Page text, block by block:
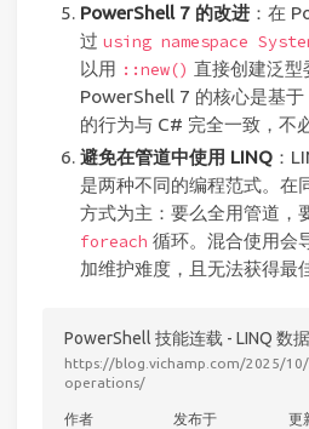
PowerShell 7 的改进：在
过 using namespace
以用 ::new() 直接创建泛型
PowerShell 7 的核心是基
的行为与 C# 完全一致，不
避免在管道中使用 LINQ：
是两种不同的编程范式。在
方式为主：要么全用管道，
foreach 循环。混合使用会
加维护难度，且无法获得最
PowerShell 技能连载 - LINQ 数
https://blog.vichamp.com/2025/
operations/
作者 发布于 更